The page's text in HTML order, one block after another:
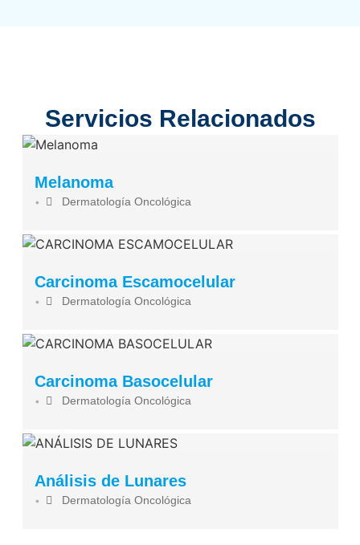
Servicios Relacionados
Melanoma
• Dermatología Oncológica
Carcinoma Escamocelular
• Dermatología Oncológica
Carcinoma Basocelular
• Dermatología Oncológica
Análisis de Lunares
• Dermatología Oncológica